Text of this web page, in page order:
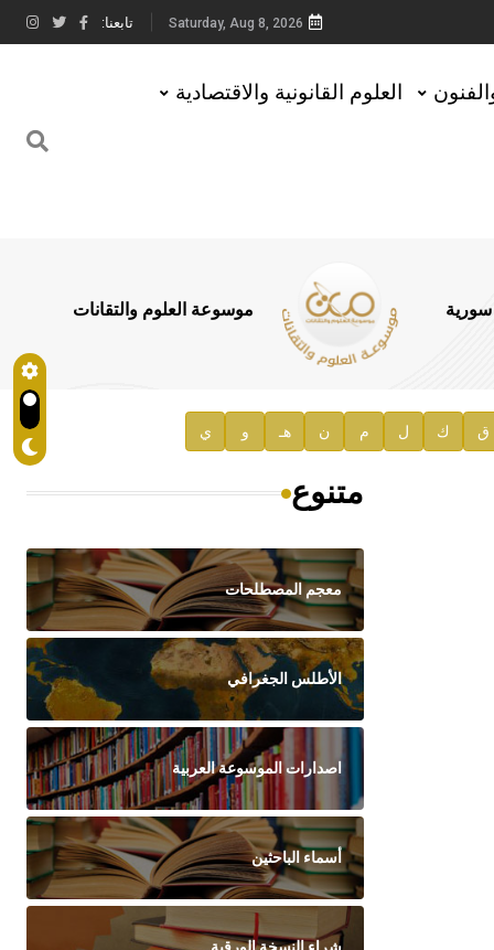
Saturday, Aug 8, 2026 تابعنا:
العلوم القانونية والاقتصادية
سورية موسوعة العلوم والتقانات
ق ك ل م ن هـ و ي
متنوع
معجم المصطلحات
الأطلس الجغرافي
اصدارات الموسوعة العربية
أسماء الباحثين